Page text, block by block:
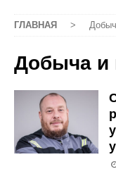
ГЛАВНАЯ >
Добыча и